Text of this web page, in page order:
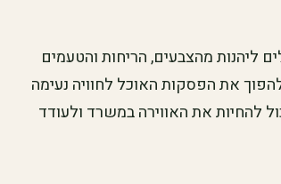
ליהנות מהצבעים, הריחות והטעמים
את הפסקות האוכל לחוויה נעימה
להחיות את האווירה במשרד ולעודד